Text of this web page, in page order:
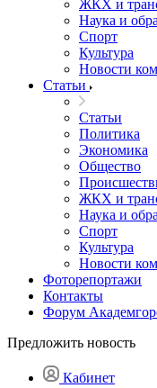
ЖКХ и
Наука и
Спорт
Культура
Новости
Статьи
Статьи
Политика
Экономика
Общество
ЖКХ и
Наука и
Спорт
Культура
Новости
Фоторепортажи
Контакты
Форум
Предложить новость
Кабинет